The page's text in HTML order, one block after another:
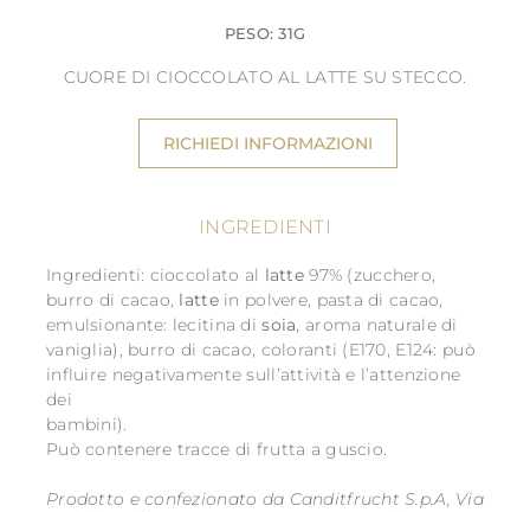
PESO: 31G
CUORE DI CIOCCOLATO AL LATTE SU STECCO.
RICHIEDI INFORMAZIONI
INGREDIENTI
Ingredienti: cioccolato al latte97% (zucchero,
burro di cacao, latte in polvere, pasta di cacao,
emulsionante: lecitina disoia, aroma naturale di
vaniglia), burro di cacao, coloranti (E170, E124: può
influire negativamente sull’attività e l’attenzione
dei
bambini).
Può contenere tracce di frutta a guscio.
Prodotto e confezionato da Canditfrucht S.p.A, Via